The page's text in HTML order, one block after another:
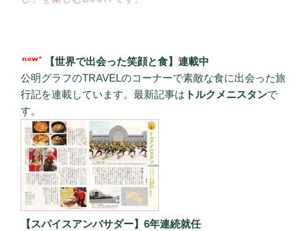
【世界で出会った笑顔と食】連載中
公明グラフのTRAVELのコーナーで素敵な食に出会った旅
行記を連載しています。最新記事は トルクメニスタンで
す。
【スパイスアンバサダー】6年連続就任